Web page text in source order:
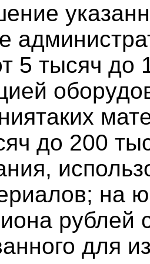
5 тысяч до
до 200
на
рублей
для